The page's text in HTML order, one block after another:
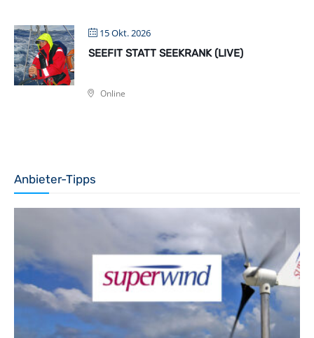
15 Okt. 2026
SEEFIT STATT SEEKRANK (LIVE)
Online
Anbieter-Tipps